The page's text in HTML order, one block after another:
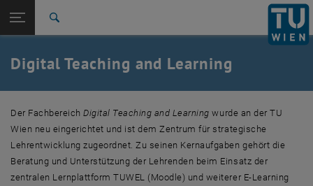
TU Login
Quicklinks
Quicklinks-Menü umschalten
Studium
Karriere
Zurück: Subseiten von Zentrum für strategische Lehrentwicklung
Zurück zur letzten Ebene:
Zentrum für strategische
Lehrentwicklung
Digital Teaching and Learning
Services für die Online Lehre
Digital Teaching and Learning
Der FachbereichDigital Teaching and Learningwurde an der TU
Wien neu eingerichtet und ist dem Zentrum für strategische
Lehrentwicklung zugeordnet. Zu seinen Kernaufgaben gehört die
Beratung und Unterstützung der Lehrenden beim Einsatz der
zentralen Lernplattform TUWEL (Moodle) und weiterer E-Learning